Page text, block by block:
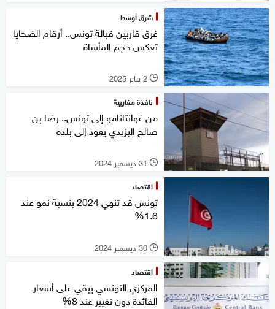
شرق أوسط
غرق قاربين قبالة تونس.. أرقام الضحايا
تعكس حجم المأساة
l 2 يناير 2025
نافذة مغاربية
من غوانتانامو إلى تونس.. رضا بن
صالح اليزيدي يعود إلى بلده
l 31 ديسمبر 2024
اقتصاد
تونس قد تنهي 2024 بنسبة نمو عند
1.6%
l 30 ديسمبر 2024
اقتصاد
المركزي التونسي يبقي على أسعار
الفائدة دون تغيير عند 8%